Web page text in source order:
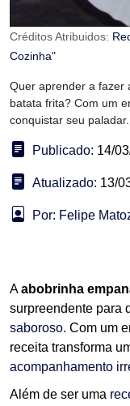
Créditos Atribuidos:
Cozinha"
Quer aprender a fazer
batata frita? Com um
conquistar seu paladar.
Publicado: 14/
Atualizado: 13/
Por: Felipe
Aabobrinha
surpreendente para
saboroso. Com um
receita transforma
acompanhamento
Além de ser uma